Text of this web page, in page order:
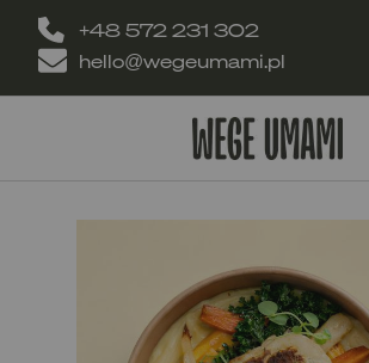
+48 572 231 302
hello@wegeumami.pl